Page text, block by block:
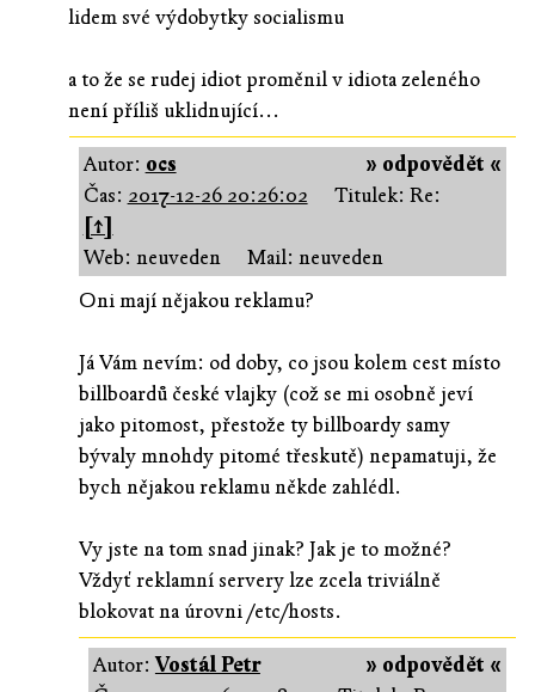
lidem své výdobytky socialismu
a to že se rudej idiot proměnil v idiota zeleného
není příliš uklidnující...
» odpovědět «
Autor: ocs
Čas: 2017-12-26 20:26:02
Titulek: Re:
[↑]
Web: neuveden
Mail: neuveden
Oni mají nějakou reklamu?
Já Vám nevím: od doby, co jsou kolem cest místo
billboardů české vlajky (což se mi osobně jeví
jako pitomost, přestože ty billboardy samy
bývaly mnohdy pitomé třeskutě) nepamatuji, že
bych nějakou reklamu někde zahlédl.
Vy jste na tom snad jinak? Jak je to možné?
Vždyť reklamní servery lze zcela triviálně
blokovat na úrovni /etc/hosts.
» odpovědět «
Autor:Vostál Petr